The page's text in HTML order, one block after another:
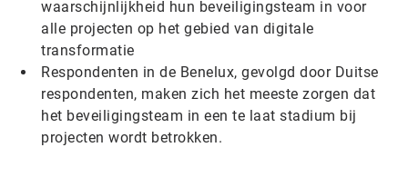
waarschijnlijkheid hun beveiligingsteam in voor
alle projecten op het gebied van digitale
transformatie
Respondenten in de Benelux, gevolgd door Duitse
respondenten, maken zich het meeste zorgen dat
het beveiligingsteam in een te laat stadium bij
projecten wordt betrokken.